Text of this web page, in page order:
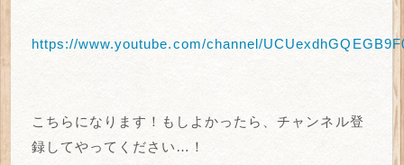
https://www.youtube.com/channel/
こちらになります！もしよかったら、チャンネル登
録してやってください…！